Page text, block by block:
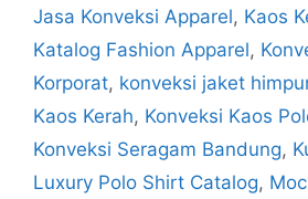
Jasa Konveksi Apparel, Kaos
Katalog Fashion Apparel,
Korporat, konveksi jaket
Kaos Kerah, Konveksi Kaos
Konveksi Seragam Bandung,
Luxury Polo Shirt Catalog,